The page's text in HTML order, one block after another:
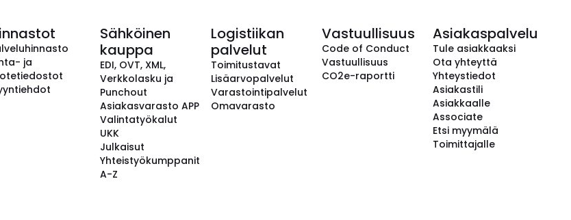
ja
Sähköinen
kauppa
EDI, OVT, XML,
Verkkolasku ja
Punchout
Asiakasvarasto APP
Valintatyökalut
UKK
Julkaisut
Yhteistyökumppanit
A-Z
Logistiikan
palvelut
Toimitustavat
Lisäarvopalvelut
Varastointipalvelut
Omavarasto
Vastuullisuus
Code of Conduct
Vastuullisuus
CO2e-raportti
Asiakaspalvelu
Tule asiakkaaksi
Ota yhteyttä
Yhteystiedot
Asiakastili
Asiakkaalle
Associate
Etsi myymälä
Toimittajalle